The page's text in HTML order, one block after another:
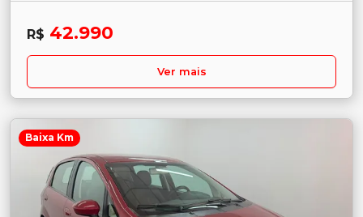
R$ 42.990
Ver mais
Baixa Km